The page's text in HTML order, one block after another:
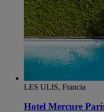
LES ULIS, Francia
Hotel Mercure